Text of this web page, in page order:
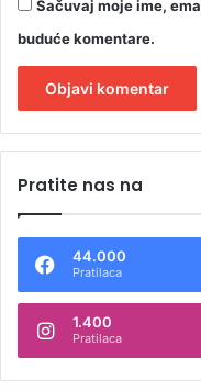
Sačuvaj moje ime,
buduće komentare.
t
n
t
Pratite nas na
44.000
Pratilaca
1.400
Pratilaca